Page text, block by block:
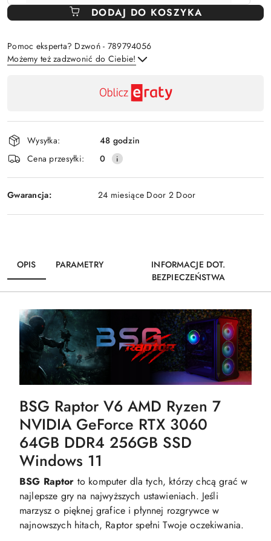
DODAJ DO KOSZYKA
Pomoc eksperta? Dzwoń - 789794056
Możemy też zadzwonić do Ciebie!
płatność
i
dostawa
Wysyłka:
48 godzin
Cena przesyłki:
0
Gwarancja: 24 miesiące Door 2 Door
OPIS PARAMETRY
INFORMACJE DOT.
BEZPIECZEŃSTWA
BSG Raptor V6 AMD Ryzen 7
NVIDIA GeForce RTX 3060
64GB DDR4 256GB SSD
Windows 11
BSG Raptor to komputer dla tych, którzy chcą grać w
najlepsze gry na najwyższych ustawieniach. Jeśli
marzysz o pięknej grafice i płynnej rozgrywce w
najnowszych hitach, Raptor spełni Twoje oczekiwania.